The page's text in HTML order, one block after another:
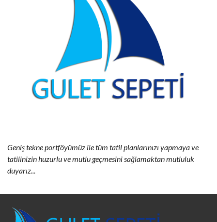
Geniş tekne portföyümüz ile tüm tatil planlarınızı yapmaya ve
tatilinizin huzurlu ve mutlu geçmesini sağlamaktan mutluluk
duyarız...